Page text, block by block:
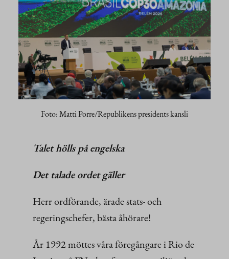
Foto: Matti Porre/Republikens presidents kansli
Talet hölls på engelska
Det talade ordet gäller
Herr ordförande, ärade stats- och
regeringschefer, bästa åhörare!
År 1992 möttes våra föregångare i Rio de